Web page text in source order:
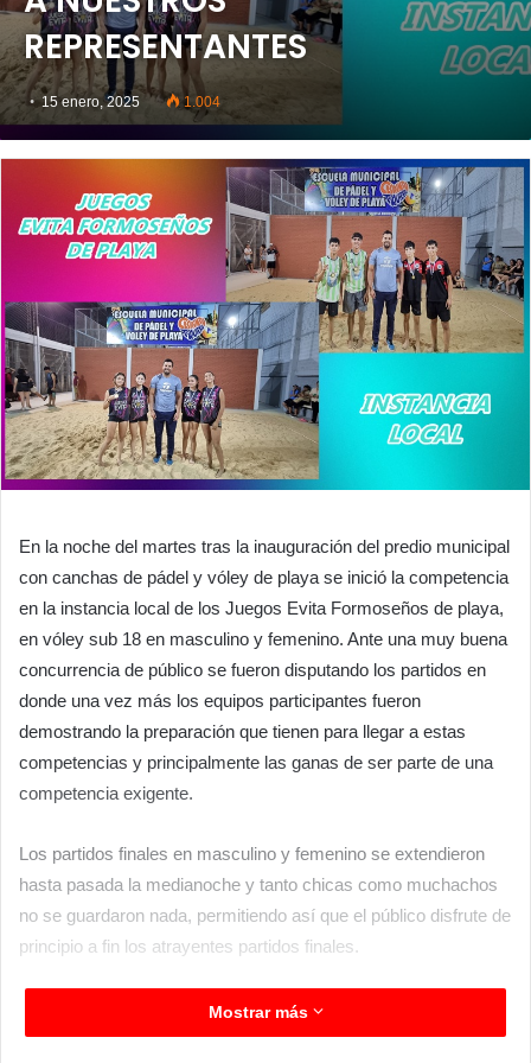
REPRESENTANTES
15 enero, 2025 1.004
En la noche del martes tras la inauguración del predio municipal
con canchas de pádel y vóley de playa se inició la competencia
en la instancia local de los Juegos Evita Formoseños de playa,
en vóley sub 18 en masculino y femenino. Ante una muy buena
concurrencia de público se fueron disputando los partidos en
donde una vez más los equipos participantes fueron
demostrando la preparación que tienen para llegar a estas
competencias y principalmente las ganas de ser parte de una
competencia exigente.
Los partidos finales en masculino y femenino se extendieron
hasta pasada la medianoche y tanto chicas como muchachos
no se guardaron nada, permitiendo así que el público disfrute de
principio a fin los atrayentes partidos finales.
En masculino la dupla ganadora fue la de Gavilán Facundo-
Pineda Gonzalo pertenecientes a Clorinda Vóley. En tanto que
Mostrar más